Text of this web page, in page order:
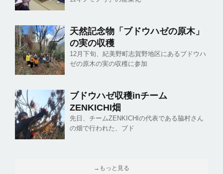
天然記念物「ブドウハゼの原木」
の実の収穫
12月下旬、紀美野町志賀野地区にあるブドウハ
ゼの原木の実の収穫に参加
ブドウハゼ収穫inチーム
ZENKICHI畑
先日、チームZENKICHIの代表である脇村さん
の畑で行われた、ブド
→もっと見る